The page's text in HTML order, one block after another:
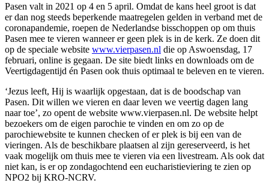
Pasen valt in 2021 op 4 en 5 april. Omdat de kans heel groot is dat
er dan nog steeds beperkende maatregelen gelden in verband met de
coronapandemie, roepen de Nederlandse bisschoppen op om thuis
Pasen mee te vieren wanneer er geen plek is in de kerk. Ze doen dit
op de speciale website www.vierpasen.nl die op Aswoensdag, 17
februari, online is gegaan. De site biedt links en downloads om de
Veertigdagentijd én Pasen ook thuis optimaal te beleven en te vieren.
‘Jezus leeft, Hij is waarlijk opgestaan, dat is de boodschap van
Pasen. Dit willen we vieren en daar leven we veertig dagen lang
naar toe’, zo opent de website www.vierpasen.nl. De website helpt
bezoekers om de eigen parochie te vinden en om zo op de
parochiewebsite te kunnen checken of er plek is bij een van de
vieringen. Als de beschikbare plaatsen al zijn gereserveerd, is het
vaak mogelijk om thuis mee te vieren via een livestream. Als ook dat
niet kan, is er op zondagochtend een eucharistieviering te zien op
NPO2 bij KRO-NCRV.